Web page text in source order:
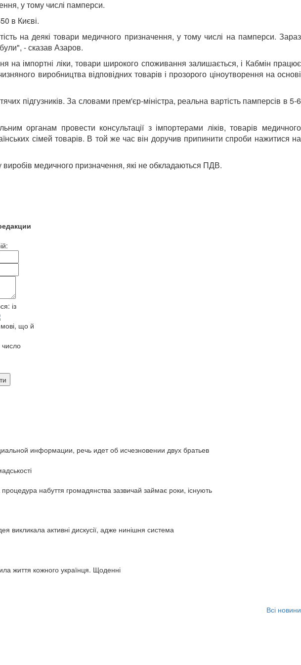
у тому числі памперси.
в Києві.
на деякі товари медичного призначення, у тому числі на памперси. Зараз
- сказав Азаров.
імпортні ліки, товари широкого споживання залишається, і Кабмін працює
виробництва відповідних товарів і прозорого ціноутворення на основі
підгузників. За словами прем'єр-міністра, реальна вартість памперсів в 5-6
органам провести консультації з імпортерами ліків, товарів медичного
сімей товарів. В той же час він доручив припинити спроби нажитися на
виробів медичного призначення, які не обкладаються ПДВ.
із
мові, що й
число
информации, речь идет об исчезновении двух братьев
набуття громадянства зазвичай займає роки, існують
викликала активні дискусії, адже нинішня система
життя кожного українця. Щоденні
Всі новини